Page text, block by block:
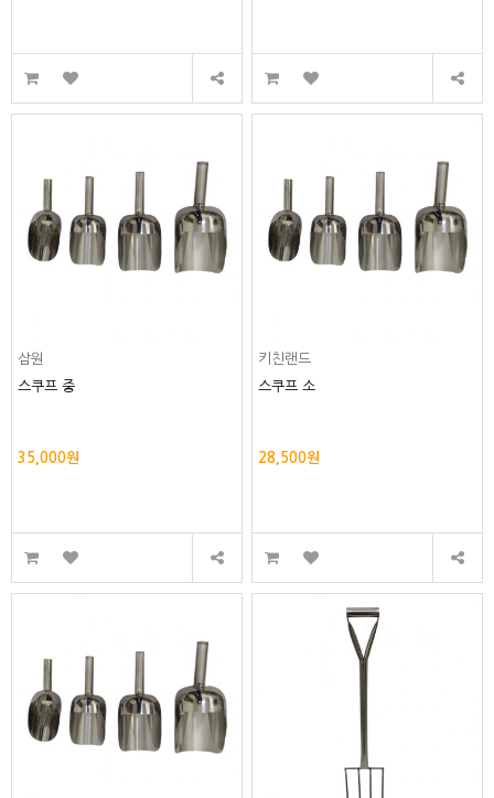
삼원
스쿠프 중
35,000원
키친랜드
스쿠프 소
28,500원